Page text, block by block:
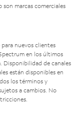
marcas comerciales
nuevos clientes
en los últimos
Disponibilidad de canales
están disponibles en
los términos y
a cambios. No